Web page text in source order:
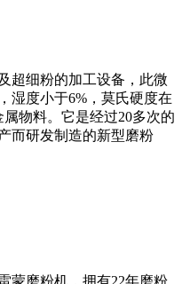
超细粉的加工设备，此微
湿度小于6%，莫氏硬度在
物料。它是经过20多次的
而研发制造的新型磨粉
蒙磨粉机，拥有22年磨粉